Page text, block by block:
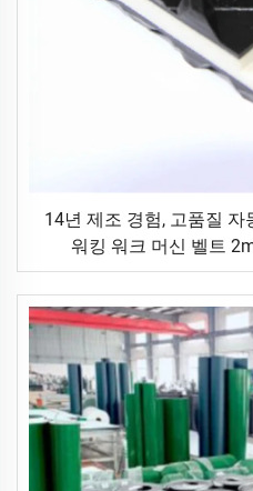
14년 제조 경험, 고품질
워킹 워크 머신 벨트